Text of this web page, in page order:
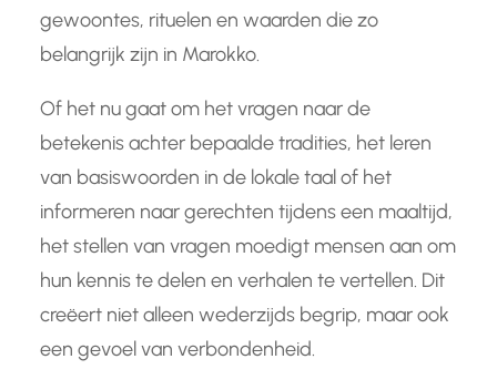
gewoontes, rituelen en waarden die zo
belangrijk zijn in Marokko.
Of het nu gaat om het vragen naar de
betekenis achter bepaalde tradities, het leren
van basiswoorden in de lokale taal of het
informeren naar gerechten tijdens een maaltijd,
het stellen van vragen moedigt mensen aan om
hun kennis te delen en verhalen te vertellen. Dit
creëert niet alleen wederzijds begrip, maar ook
een gevoel van verbondenheid.